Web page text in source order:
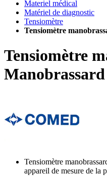
Materiel médical
Matériel de diagnostic
Tensiomètre
Tensiomètre
Tensiomètre
Tensiomètre
appareil de mesure de la